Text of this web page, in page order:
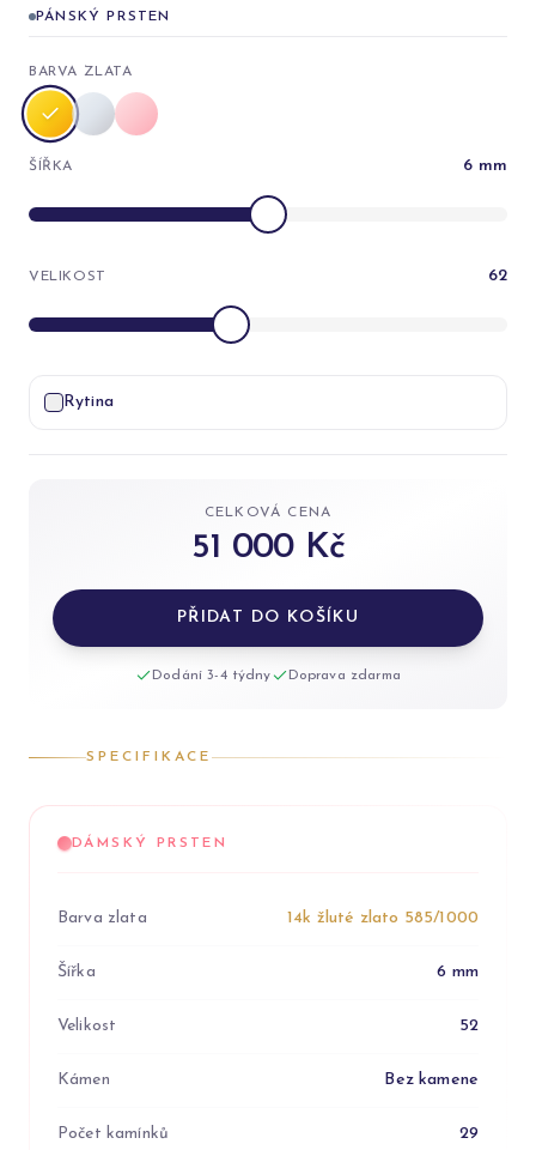
PÁNSKÝ PRSTEN
BARVA ZLATA
ŠÍŘKA 6 mm
VELIKOST 62
Rytina
CELKOVÁ CENA
51 000 Kč
PŘIDAT DO KOŠÍKU
Dodání 3-4 týdny Doprava zdarma
SPECIFIKACE
DÁMSKÝ PRSTEN
Barva zlata 14k žluté zlato 585/1000
Šířka 6 mm
Velikost 52
Kámen Bez kamene
Počet kamínků 29